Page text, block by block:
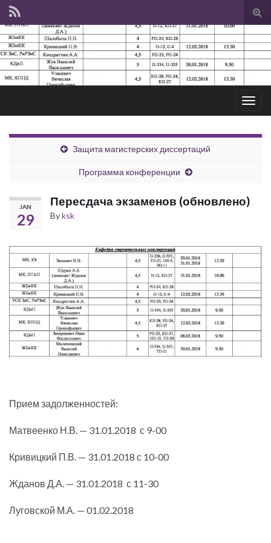
Защита магистерских диссертаций
Программа конференции
JAN
29
Пересдача экзаменов (обновлено)
Byksk
Прием задолженностей:
Матвеенко Н.В. — 31.01.2018 с 9-00
Кривицкий П.В. — 31.01.2018 с 10-00
Жданов Д.А. — 31.01.2018 с 11-30
Луговской М.А. — 01.02.2018